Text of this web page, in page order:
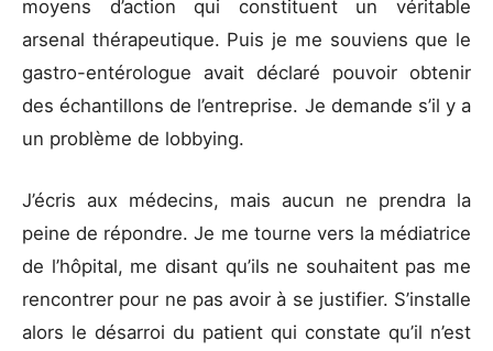
moyens d’action qui constituent un véritable
arsenal thérapeutique. Puis je me souviens que le
gastro-entérologue avait déclaré pouvoir obtenir
des échantillons de l’entreprise. Je demande s’il y a
un problème de lobbying.
J’écris aux médecins, mais aucun ne prendra la
peine de répondre. Je me tourne vers la médiatrice
de l’hôpital, me disant qu’ils ne souhaitent pas me
rencontrer pour ne pas avoir à se justifier. S’installe
alors le désarroi du patient qui constate qu’il n’est